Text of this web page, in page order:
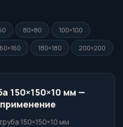
80×80
100×100
180×180 200×200
150×150×10 мм —
150×150×10 мм